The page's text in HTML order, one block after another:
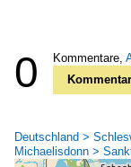
0 Kommentare,
Deutschland >
Michaelisdonn >